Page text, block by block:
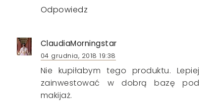
Odpowiedz
ClaudiaMorningstar
04 grudnia, 2018 19:38
Nie kupiłabym tego produktu. Lepiej
zainwestować w dobrą bazę pod
makijaż.